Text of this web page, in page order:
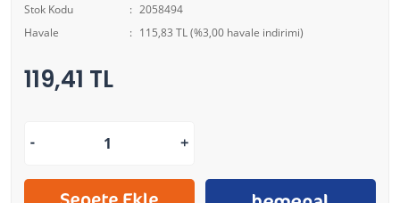
Stok Kodu
2058494
Havale
115,83 TL (%3,00 havale indirimi)
119,41 TL